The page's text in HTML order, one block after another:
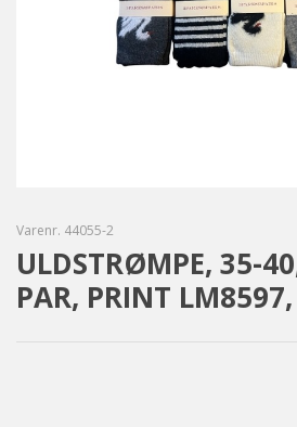
Varenr. 44055-2
ULDSTRØMPE, 35-
PAR, PRINT LM8597,